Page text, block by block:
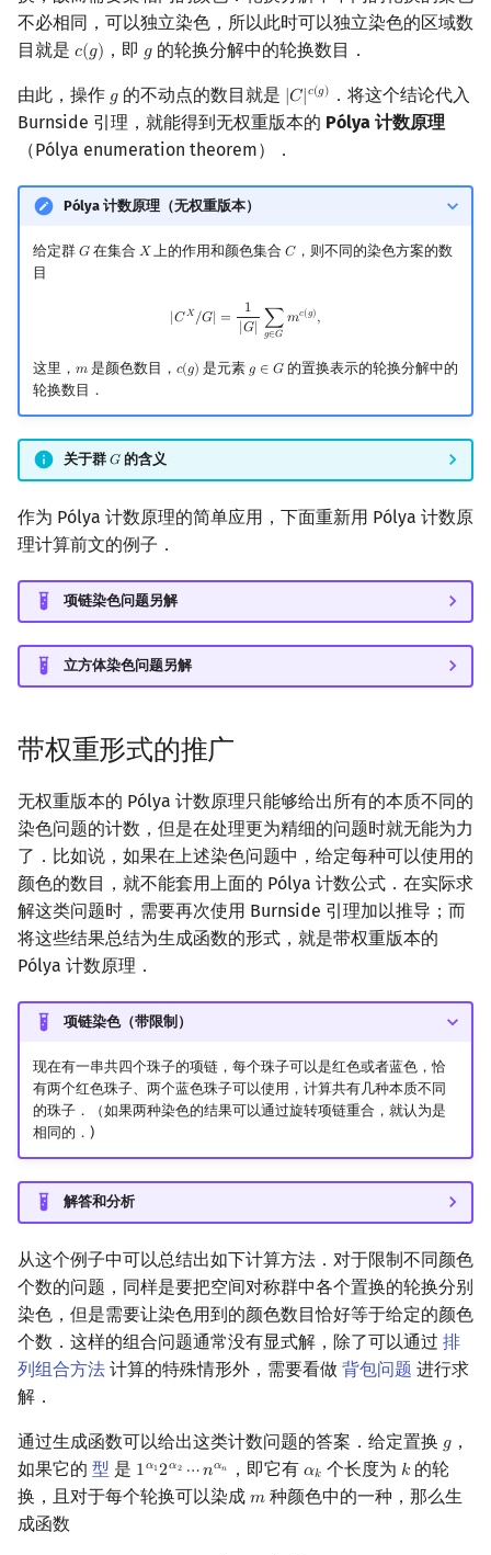
不必相同，可以独立染色，所以此时可以独立染色的区域数
目就是 𝑐(𝑔)
c(g) ，即 𝑔
g的轮换分解中的轮换数目．
由此，操作 𝑔
g的不动点的数目就是 |𝐶|𝑐(𝑔)
|C| c(g ．将这个结论代入
Burnside 引理，就能得到无权重版本的 Pólya 计数原理
（Pólya enumeration theorem）．
Pólya 计数原理（无权重版本）
给定群 𝐺
G在集合 𝑋
X 上的作用和颜色集合𝐶
C ，则不同的染色方案的数
目
|𝐶𝑋/𝐺| =
1
|𝐺| ∑
𝑔∈𝐺
𝑚𝑐(𝑔),
|CX/G|= |∑ ∈Gm c(g)
这里， 𝑚
m是颜色数目， 𝑐(𝑔)
c(g) 是元素 𝑔 ∈ 𝐺
g ∈G
的置换表示的轮换分解中的
轮换数目．
关于群 𝐺
G的含义
作为 Pólya 计数原理的简单应用，下面重新用 Pólya 计数原
理计算前文的例子．
项链染色问题另解
立方体染色问题另解
带权重形式的推广
无权重版本的 Pólya 计数原理只能够给出所有的本质不同的
染色问题的计数，但是在处理更为精细的问题时就无能为力
了．比如说，如果在上述染色问题中，给定每种可以使用的
颜色的数目，就不能套用上面的 Pólya 计数公式．在实际求
解这类问题时，需要再次使用 Burnside 引理加以推导；而
将这些结果总结为生成函数的形式，就是带权重版本的
Pólya 计数原理．
项链染色（带限制）
现在有一串共四个珠子的项链，每个珠子可以是红色或者蓝色，恰
有两个红色珠子、两个蓝色珠子可以使用，计算共有几种本质不同
的珠子．（如果两种染色的结果可以通过旋转项链重合，就认为是
相同的．)
解答和分析
从这个例子中可以总结出如下计算方法．对于限制不同颜色
个数的问题，同样是要把空间对称群中各个置换的轮换分别
染色，但是需要让染色用到的颜色数目恰好等于给定的颜色
个数．这样的组合问题通常没有显式解，除了可以通过 排
列组合方法 计算的特殊情形外，需要看做 背包问题 进行求
解．
通过生成函数可以给出这类计数问题的答案．给定置换 𝑔
g，
如果它的 型 是 1𝛼1 2𝛼2 ⋯𝑛𝛼𝑛
1α12α2⋯nαn ，即它有 𝛼𝑘
αk 个长度为 𝑘
k 的轮
换，且对于每个轮换可以染成 𝑚
m 种颜色中的一种，那么生
成函数